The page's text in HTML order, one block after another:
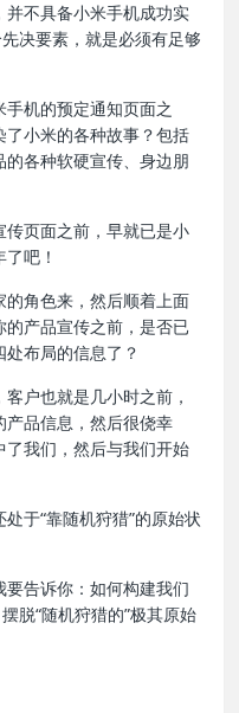
不具备小米手机成功实
决要素，就是必须有足够
机的预定通知页面之
小米的各种故事？包括
各种软硬宣传、身边朋
页面之前，早就已是小
吧！
角色来，然后顺着上面
产品宣传之前，是否已
布局的信息了？
户也就是几小时之前，
品信息，然后很侥幸
我们，然后与我们开始
于“靠随机狩猎”的原始状
告诉你：如何构建我们
脱“随机狩猎的”极其原始